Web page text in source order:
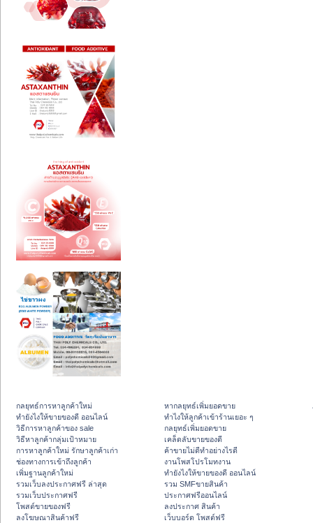
กลยุทธ์การหาลูกค้าใหม่
ทํายังไงให้ขายของดี ออนไลน์
วิธีการหาลูกค้าของ sale
วิธีหาลูกค้ากลุ่มเป้าหมาย
การหาลูกค้าใหม่ รักษาลูกค้าเก่า
ช่องทางการเข้าถึงลูกค้า
เพิ่มฐานลูกค้าใหม่
รวมเว็บลงประกาศฟรี ล่าสุด
รวมเว็บประกาศฟรี
โพสต์ขายของฟรี
ลงโฆษณาสินค้าฟรี
หากลยุทธ์เพิ่มยอดขาย
ทําไงให้ลูกค้าเข้าร้านเยอะ ๆ
กลยุทธ์เพิ่มยอดขาย
เคล็ดลับขายของดี
ค้าขายไม่ดีทำอย่างไรดี
งานโพสโปรโมทงาน
ทํายังไงให้ขายของดี ออนไลน์
รวม SMFขายสินค้า
ประกาศฟรีออนไลน์
ลงประกาศ สินค้า
เว็บบอร์ด โพสต์ฟรี